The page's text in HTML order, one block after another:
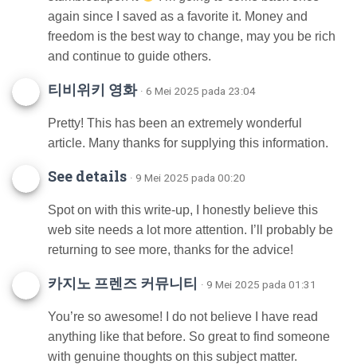
again since I saved as a favorite it. Money and
freedom is the best way to change, may you be rich
and continue to guide others.
티비위키 영화 · 6 Mei 2025 pada 23:04
Pretty! This has been an extremely wonderful
article. Many thanks for supplying this information.
See details · 9 Mei 2025 pada 00:20
Spot on with this write-up, I honestly believe this
web site needs a lot more attention. I’ll probably be
returning to see more, thanks for the advice!
카지노 프렌즈 커뮤니티 · 9 Mei 2025 pada 01:31
You’re so awesome! I do not believe I have read
anything like that before. So great to find someone
with genuine thoughts on this subject matter.